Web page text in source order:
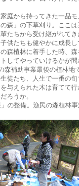
庭から持ってきた一品
森」の下草刈り。ここ
たちから受け継がれて
供たちも健やかに成長
森植林に着手した時、
してやっていけるかが
森補助事業最後の植林
徒たち、人生で一番の
与えられた木は育てて
ろうか。
の整備。漁民の森植林